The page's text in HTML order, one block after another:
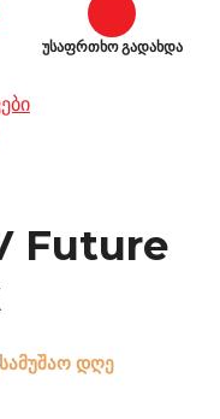
უსაფრთხო გადახდა
Future
დღე